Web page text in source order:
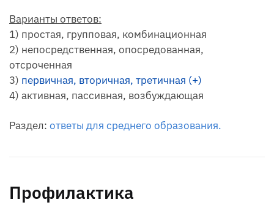
Варианты ответов:
1) простая, групповая, комбинационная
2) непосредственная, опосредованная,
отсроченная
3) первичная, вторичная, третичная (+)
4) активная, пассивная, возбуждающая
Раздел: ответы для среднего образования.
Профилактика